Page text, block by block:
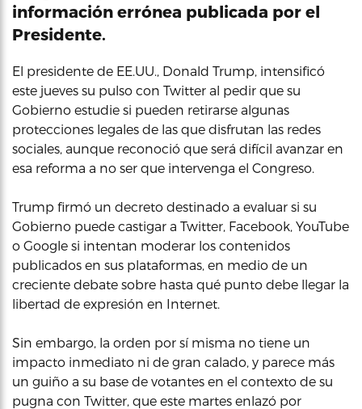
información errónea publicada por el
Presidente.
El presidente de EE.UU., Donald Trump, intensificó
este jueves su pulso con Twitter al pedir que su
Gobierno estudie si pueden retirarse algunas
protecciones legales de las que disfrutan las redes
sociales, aunque reconoció que será difícil avanzar en
esa reforma a no ser que intervenga el Congreso.
Trump firmó un decreto destinado a evaluar si su
Gobierno puede castigar a Twitter, Facebook, YouTube
o Google si intentan moderar los contenidos
publicados en sus plataformas, en medio de un
creciente debate sobre hasta qué punto debe llegar la
libertad de expresión en Internet.
Sin embargo, la orden por sí misma no tiene un
impacto inmediato ni de gran calado, y parece más
un guiño a su base de votantes en el contexto de su
pugna con Twitter, que este martes enlazó por